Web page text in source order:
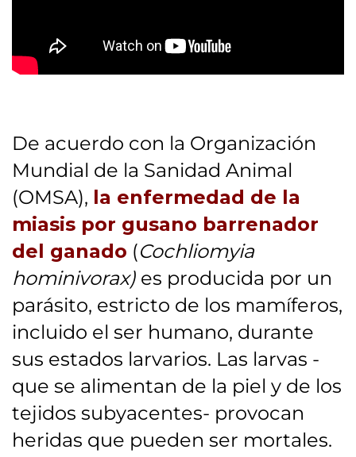
De acuerdo con la Organización
Mundial de la Sanidad Animal
(OMSA), la enfermedad de la
miasis por gusano barrenador
del ganado (Cochliomyia
hominivorax) es producida por un
parásito, estricto de los mamíferos,
incluido el ser humano, durante
sus estados larvarios. Las larvas -
que se alimentan de la piel y de los
tejidos subyacentes- provocan
heridas que pueden ser mortales.